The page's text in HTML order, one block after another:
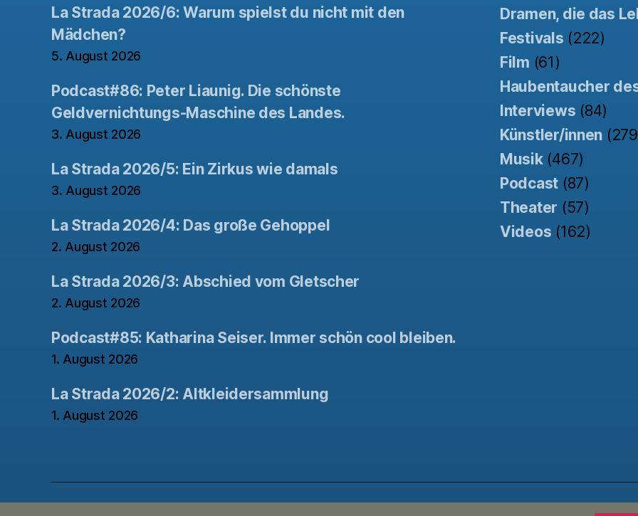
La Strada 2026/6: Warum spielst du nicht mit den
Mädchen?
5. August 2026
Podcast#86: Peter Liaunig. Die schönste
Geldvernichtungs-Maschine des Landes.
3. August 2026
La Strada 2026/5: Ein Zirkus wie damals
3. August 2026
La Strada 2026/4: Das große Gehoppel
2. August 2026
La Strada 2026/3: Abschied vom Gletscher
2. August 2026
Podcast#85: Katharina Seiser. Immer schön cool bleiben.
1. August 2026
La Strada 2026/2: Altkleidersammlung
1. August 2026
Dramen, die das
Festivals (222)
Film (61)
Haubentaucher
Interviews (84)
Künstler/innen
Musik(467)
Podcast (87)
Theater (57)
Videos (162)